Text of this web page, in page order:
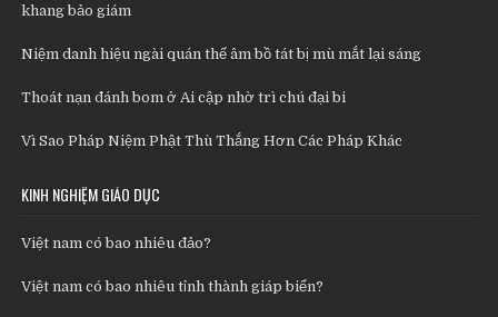
khang bảo giám
Niệm danh hiệu ngài quán thế âm bồ tát bị mù mắt lại sáng
Thoát nạn đánh bom ở Ai cập nhờ trì chú đại bi
Vì Sao Pháp Niệm Phật Thù Thắng Hơn Các Pháp Khác
KINH NGHIỆM GIÁO DỤC
Việt nam có bao nhiêu đảo?
Việt nam có bao nhiêu tỉnh thành giáp biển?